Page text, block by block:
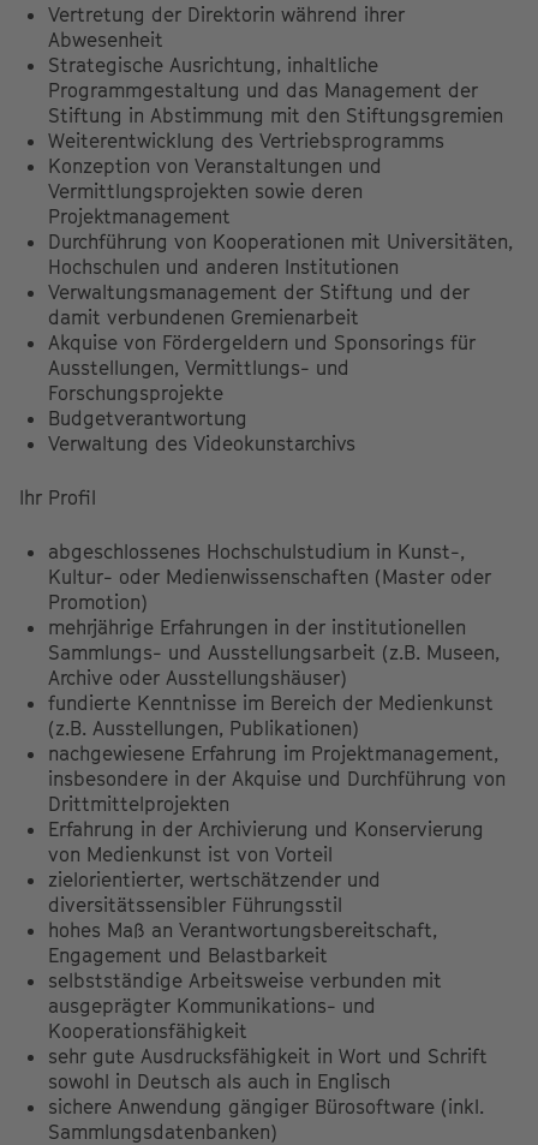
Vertretung der Direktorin während ihrer
Abwesenheit
Strategische Ausrichtung, inhaltliche
Programmgestaltung und das Management der
Stiftung in Abstimmung mit den Stiftungsgremien
Weiterentwicklung des Vertriebsprogramms
Konzeption von Veranstaltungen und
Vermittlungsprojekten sowie deren
Projektmanagement
Durchführung von Kooperationen mit Universitäten,
Hochschulen und anderen Institutionen
Verwaltungsmanagement der Stiftung und der
damit verbundenen Gremienarbeit
Akquise von Fördergeldern und Sponsorings für
Ausstellungen, Vermittlungs- und
Forschungsprojekte
Budgetverantwortung
Verwaltung des Videokunstarchivs
Ihr Profil
abgeschlossenes Hochschulstudium in Kunst-,
Kultur- oder Medienwissenschaften (Master oder
Promotion)
mehrjährige Erfahrungen in der institutionellen
Sammlungs- und Ausstellungsarbeit (z.B. Museen,
Archive oder Ausstellungshäuser)
fundierte Kenntnisse im Bereich der Medienkunst
(z.B. Ausstellungen, Publikationen)
nachgewiesene Erfahrung im Projektmanagement,
insbesondere in der Akquise und Durchführung von
Drittmittelprojekten
Erfahrung in der Archivierung und Konservierung
von Medienkunst ist von Vorteil
zielorientierter, wertschätzender und
diversitätssensibler Führungsstil
hohes Maß an Verantwortungsbereitschaft,
Engagement und Belastbarkeit
selbstständige Arbeitsweise verbunden mit
ausgeprägter Kommunikations- und
Kooperationsfähigkeit
sehr gute Ausdrucksfähigkeit in Wort und Schrift
sowohl in Deutsch als auch in Englisch
sichere Anwendung gängiger Bürosoftware (inkl.
Sammlungsdatenbanken)